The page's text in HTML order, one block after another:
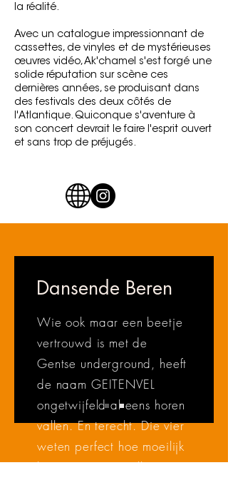
la réalité.
Avec un catalogue impressionnant de
cassettes, de vinyles et de mystérieuses
œuvres vidéo, Ak'chamel s'est forgé une
solide réputation sur scène ces
dernières années, se produisant dans
des festivals des deux côtés de
l'Atlantique. Quiconque s'aventure à
son concert devrait le faire l'esprit ouvert
et sans trop de préjugés.
Dansende Beren
Wie ook maar een beetje
vertrouwd is met de
Gentse underground, heeft
de naam GEITENVEL
ongetwijfeld al eens horen
vallen. En terecht. Die vier
weten perfect hoe moeilijk
het is om op te vallen in